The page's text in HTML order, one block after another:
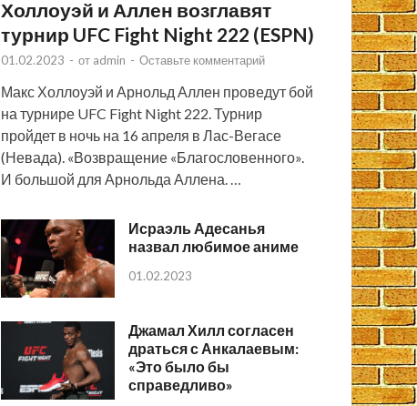
Холлоуэй и Аллен возглавят
турнир UFC Fight Night 222 (ESPN)
01.02.2023 - от admin - Оставьте комментарий
Макс Холлоуэй и Арнольд Аллен проведут бой
на турнире UFC Fight Night 222. Турнир
пройдет в ночь на 16 апреля в Лас-Вегасе
(Невада). «Возвращение «Благословенного».
И большой для Арнольда Аллена. …
Исраэль Адесанья
назвал любимое аниме
01.02.2023
Джамал Хилл согласен
драться с Анкалаевым:
«Это было бы
справедливо»